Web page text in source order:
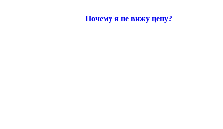
Почему я не вижу цену?